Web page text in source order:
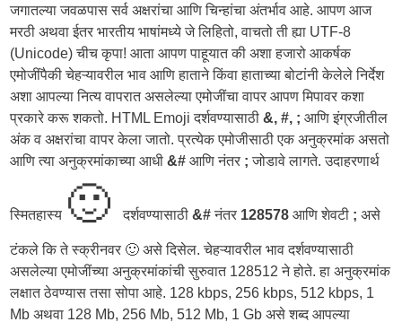
जगातल्या जवळपास सर्व अक्षरांचा आणि चिन्हांचा अंतर्भाव आहे. आपण आज
मरठी अथवा ईतर भारतीय भाषांमध्ये जे लिहितो, वाचतो ती ह्या UTF-8
(Unicode) चीच कृपा! आता आपण पाहूयात की अशा हजारो आकर्षक
एमोजींपैकी चेहऱ्यावरील भाव आणि हाताने किंवा हाताच्या बोटांनी केलेले निर्देश
अशा आपल्या नित्य वापरात असलेल्या एमोजींचा वापर आपण मिपावर कशा
प्रकारे करू शकतो. HTML Emoji दर्शवण्यासाठी&, #, ; आणि इंग्रजीतील
अंक व अक्षरांचा वापर केला जातो. प्रत्येक एमोजीसाठी एक अनुक्रमांक असतो
आणि त्या अनुक्रमांकाच्या आधी&# आणि नंतर ; जोडावे लागते. उदाहरणार्थ
स्मितहास्य 🙂दर्शवण्यासाठी&#नंतर 128578 आणि शेवटी ;असे
टंकले कि ते स्क्रीनवर 🙂 असे दिसेल. चेहऱ्यावरील भाव दर्शवण्यासाठी
असलेल्या एमोजींच्या अनुक्रमांकांची सुरुवात 128512 ने होते. हा अनुक्रमांक
लक्षात ठेवण्यास तसा सोपा आहे. 128 kbps, 256 kbps, 512 kbps, 1
Mb अथवा 128 Mb, 256 Mb, 512 Mb, 1 Gb असे शब्द आपल्या